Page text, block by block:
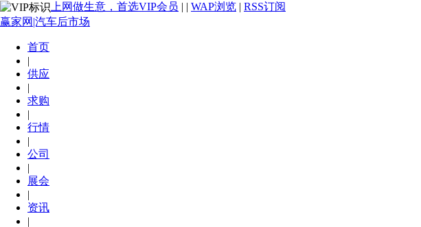
上网做生意，首选VIP会员 | | WAP浏览 | RSS订阅
赢家网|汽车后市场
首页
|
供应
|
求购
|
行情
|
公司
|
展会
|
资讯
|